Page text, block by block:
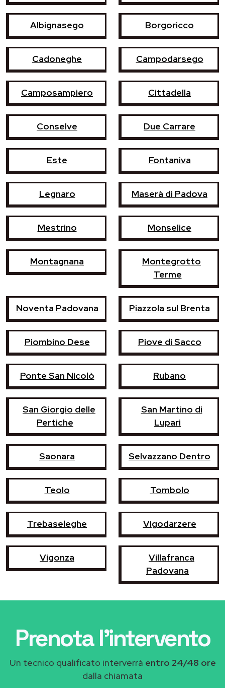
Albignasego Borgoricco
Cadoneghe Campodarsego
Camposampiero Cittadella
Conselve Due Carrare
Este Fontaniva
Legnaro Maserà di Padova
Mestrino Monselice
Montagnana
Montegrotto
Terme
Noventa Padovana Piazzola sul Brenta
Piombino Dese Piove di Sacco
Ponte San Nicolò Rubano
San Giorgio delle
Pertiche
San Martino di
Lupari
Saonara Selvazzano Dentro
Teolo Tombolo
Trebaseleghe Vigodarzere
Vigonza
Villafranca
Padovana
Prenota l'intervento
Un tecnico qualificato interverrà entro 24/48 ore
dalla chiamata